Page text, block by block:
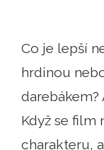
Co je lepší
hrdinou
darebákem?
Když se film
charakteru,